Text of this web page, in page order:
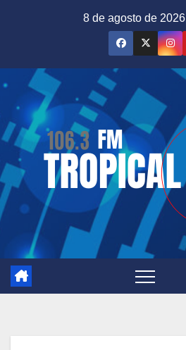
8 de agosto de 2026